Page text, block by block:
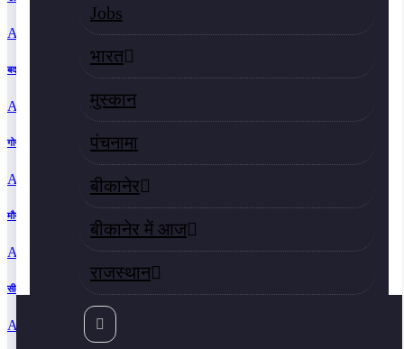
Jobs
भारत
मुस्‍कान
पंचनामा
बीकानेर
बीकानेर में आज
राजस्‍थान
August 7, 2026 7:23 am
बदरासर की एएनएम सुमन बोयल को भेजा कारण बताओ नोटिस
August 3, 2026 10:54 pm
गोगामेड़ी मेले की तैयारियां, श्रद्धालुओं की सुविधा सर्वोच्च प्राथमिकता
August 3, 2026 9:28 pm
मौर्यकालीन शिलालेख और स्तंभलेख हैं वृक्षों के महत्त्व के जीवंत दस्तावेज : डॉ. मेघना शर्मा
August 3, 2026 5:21 pm
सीकर में सेना भर्ती रैली 1 अक्टूबर से, 13 हजार अभ्यर्थियों को मिलेगा मौका
August 3, 2026 2:44 pm